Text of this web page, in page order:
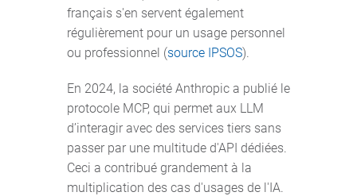
français s'en servent également
régulièrement pour un usage personnel
ou professionnel (source IPSOS).
En 2024, la société Anthropic a publié le
protocole MCP, qui permet aux LLM
d’interagir avec des services tiers sans
passer par une multitude d'API dédiées.
Ceci a contribué grandement à la
multiplication des cas d'usages de l'IA.